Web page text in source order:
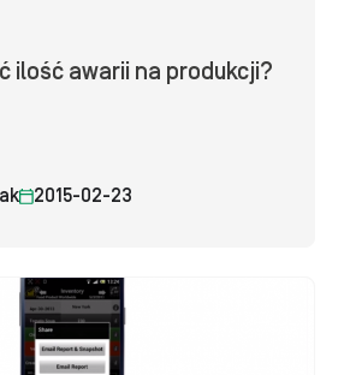
ilość awarii na produkcji?
2015-02-23